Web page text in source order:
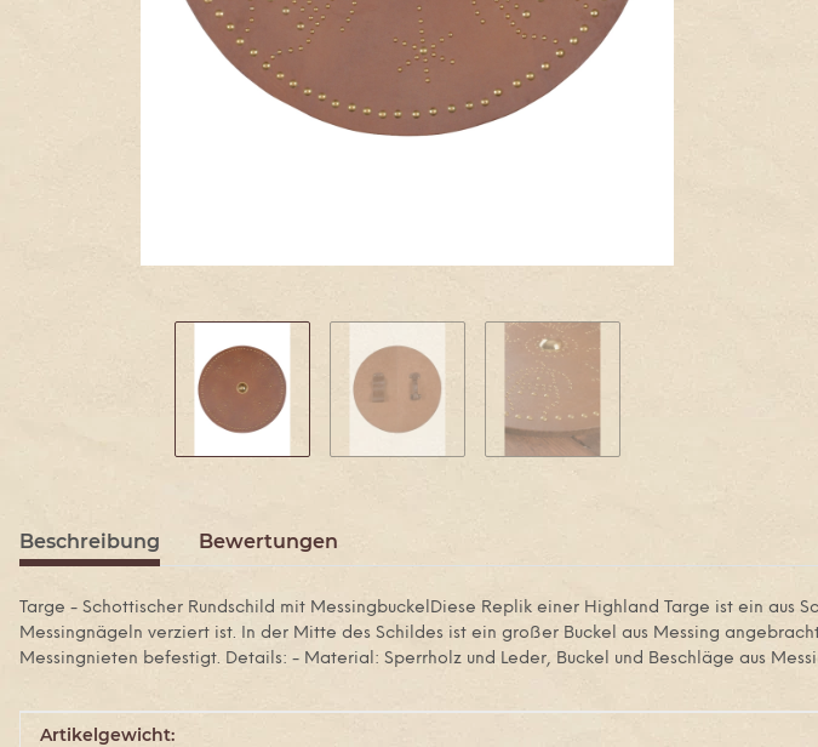
Beschreibung Bewertungen
Targe - Schottischer Rundschild mit MessingbuckelDiese Replik einer Highland Targe ist ein
Messingnägeln verziert ist. In der Mitte des Schildes ist ein großer Buckel aus Messing
Messingnieten befestigt. Details: - Material: Sperrholz und Leder, Buckel und Beschläge aus
Produkteigenschaft
Wert
Artikelgewicht: